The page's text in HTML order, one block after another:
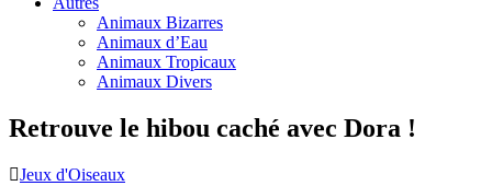
Animaux Bizarres
Animaux d’Eau
Animaux Tropicaux
Animaux Divers
Retrouve le hibou caché avec Dora !
Jeux d'Oiseaux